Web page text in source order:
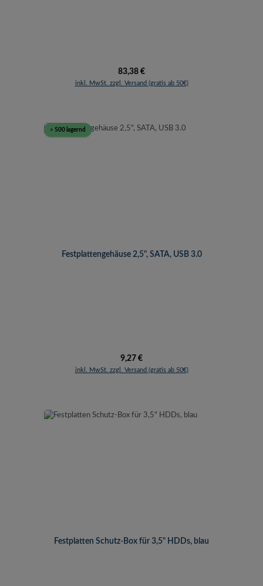
Regulärer Preis:
83,38 €
inkl. MwSt. zzgl. Versand (gratis ab 50€)
> 500 lagernd
Festplattengehäuse 2,5", SATA, USB 3.0
Regulärer Preis:
9,27 €
inkl. MwSt. zzgl. Versand (gratis ab 50€)
Festplatten Schutz-Box für 3,5" HDDs, blau